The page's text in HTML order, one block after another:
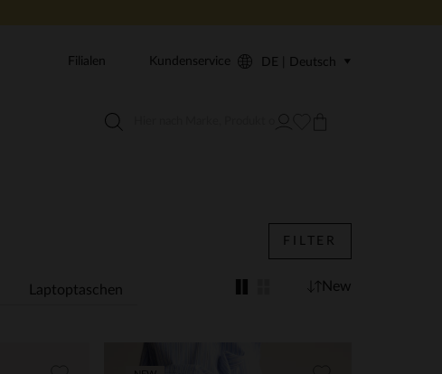
Filialen Kundenservice DE | Deutsch
Laptoptaschen
FILTER
New